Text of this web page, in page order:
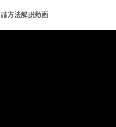
方法解説動画